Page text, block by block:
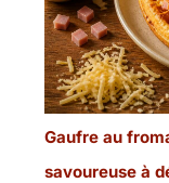
Gaufre au
savoureuse à